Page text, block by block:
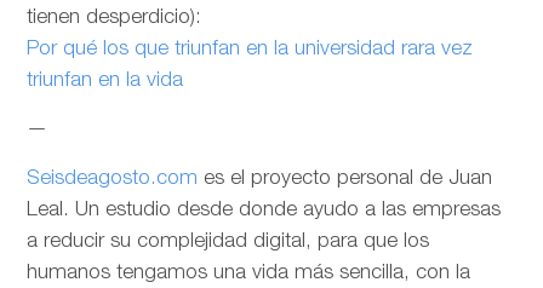
tienen desperdicio):
Por qué los que triunfan en la universidad rara vez
triunfan en la vida
—
Seisdeagosto.com es el proyecto personal de Juan
Leal. Un estudio desde donde ayudo a las empresas
a reducir su complejidad digital, para que los
humanos tengamos una vida más sencilla, con la